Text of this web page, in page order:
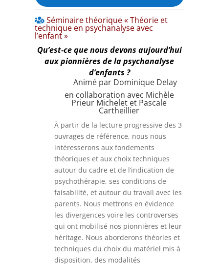
Séminaire théorique « Théorie et
technique en psychanalyse avec
l’enfant »
Qu’est-ce que nous devons aujourd’hui
aux pionnières de la psychanalyse
d’enfants ?
Animé par Dominique Delay
en collaboration avec Michèle
Prieur Michelet et Pascale
Cartheillier
À partir de la lecture progressive des 3
ouvrages de référence, nous nous
intéresserons aux fondements
théoriques et aux choix techniques
autour du cadre et de l’indication de
psychothérapie, ses conditions de
faisabilité, et autour du travail avec les
parents. Nous mettrons en évidence
les divergences voire les controverses
qui ont mobilisé nos pionnières et leur
héritage. Nous aborderons théories et
techniques du choix du matériel mis à
disposition, des modalités